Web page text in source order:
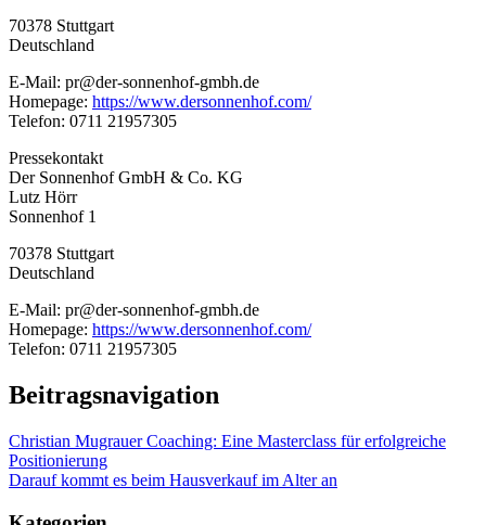
70378 Stuttgart
Deutschland
E-Mail: pr@der-sonnenhof-gmbh.de
Homepage: https://www.dersonnenhof.com/
Telefon: 0711 21957305
Pressekontakt
Der Sonnenhof GmbH & Co. KG
Lutz Hörr
Sonnenhof 1
70378 Stuttgart
Deutschland
E-Mail: pr@der-sonnenhof-gmbh.de
Homepage: https://www.dersonnenhof.com/
Telefon: 0711 21957305
Beitragsnavigation
Christian Mugrauer Coaching: Eine Masterclass für erfolgreiche
Positionierung
Darauf kommt es beim Hausverkauf im Alter an